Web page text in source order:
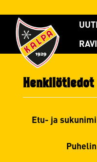
Henkilötiedot
Etu- ja